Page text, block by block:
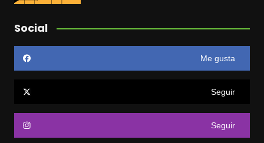
Social
Me gusta
Seguir
Seguir